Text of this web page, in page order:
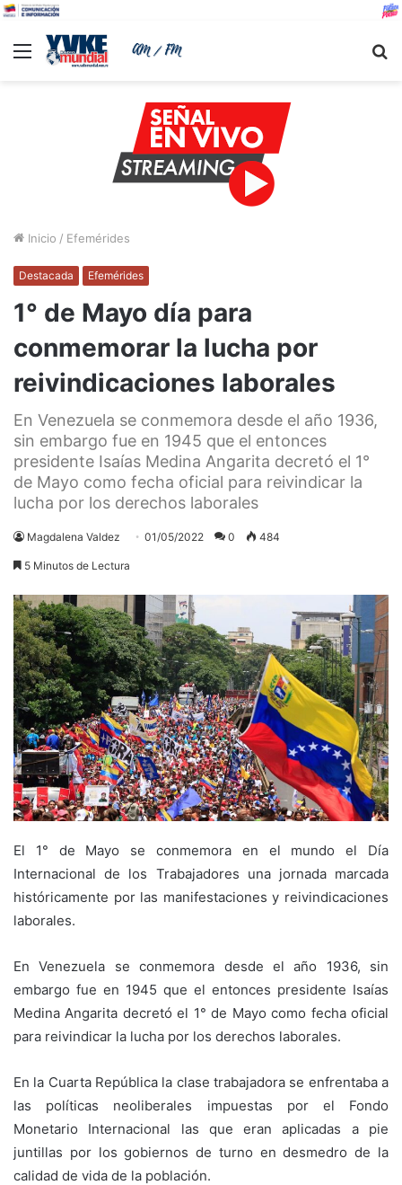
Menu
Inicio / Efemérides
Destacada Efemérides
1° de Mayo día para
conmemorar la lucha por
reivindicaciones laborales
En Venezuela se conmemora desde el año 1936,
sin embargo fue en 1945 que el entonces
presidente Isaías Medina Angarita decretó el 1°
de Mayo como fecha oficial para reivindicar la
lucha por los derechos laborales
Magdalena Valdez 01/05/2022 0 484
5 Minutos de Lectura
El 1° de Mayo se conmemora en el mundo el Día
Internacional de los Trabajadores una jornada marcada
históricamente por las manifestaciones y reivindicaciones
laborales.
En Venezuela se conmemora desde el año 1936, sin
embargo fue en 1945 que el entonces presidente Isaías
Medina Angarita decretó el 1° de Mayo como fecha oficial
para reivindicar la lucha por los derechos laborales.
En la Cuarta República la clase trabajadora se enfrentaba a
las políticas neoliberales impuestas por el Fondo
Monetario Internacional las que eran aplicadas a pie
juntillas por los gobiernos de turno en desmedro de la
calidad de vida de la población.